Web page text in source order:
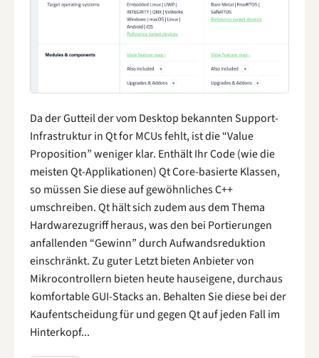
Da der Gutteil der vom Desktop bekannten Support-
Infrastruktur in Qt for MCUs fehlt, ist die “Value
Proposition” weniger klar. Enthält Ihr Code (wie die
meisten Qt-Applikationen) Qt Core-basierte Klassen,
so müssen Sie diese auf gewöhnliches C++
umschreiben. Qt hält sich zudem aus dem Thema
Hardwarezugriff heraus, was den bei Portierungen
anfallenden “Gewinn” durch Aufwandsreduktion
einschränkt. Zu guter Letzt bieten Anbieter von
Mikrocontrollern bieten heute hauseigene, durchaus
komfortable GUI-Stacks an. Behalten Sie diese bei der
Kaufentscheidung für und gegen Qt auf jeden Fall im
Hinterkopf...